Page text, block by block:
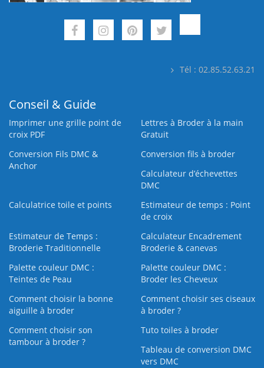
Tél : 02.85.52.63.21
Conseil & Guide
Imprimer une grille point de
croix PDF
Lettres à Broder à la main
Gratuit
Conversion Fils DMC &
Anchor
Conversion fils à broder
Calculateur d’échevettes
DMC
Calculatrice toile et points
Estimateur de temps : Point
de croix
Estimateur de Temps :
Broderie Traditionnelle
Calculateur Encadrement
Broderie & canevas
Palette couleur DMC :
Teintes de Peau
Palette couleur DMC :
Broder les Cheveux
Comment choisir la bonne
aiguille à broder
Comment choisir ses ciseaux
à broder ?
Comment choisir son
tambour à broder ?
Tuto toiles à broder
Tableau de conversion DMC
vers DMC